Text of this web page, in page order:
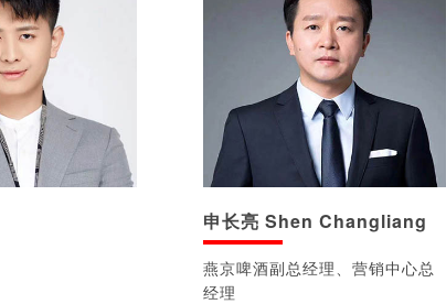
申长亮 Shen Changliang
燕京啤酒副总经理、营销中心总
经理